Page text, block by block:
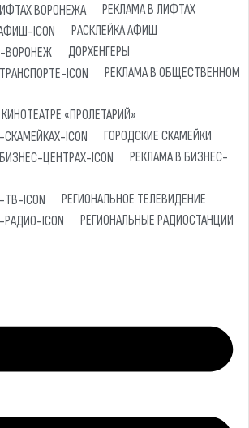
РЕКЛАМА В ЛИФТАХ
РАСКЛЕЙКА АФИШ
ДОРХЕНГЕРЫ
РЕКЛАМА В ОБЩЕСТВЕННОМ
«ПРОЛЕТАРИЙ»
ГОРОДСКИЕ СКАМЕЙКИ
РЕКЛАМА В БИЗНЕС-
РЕГИОНАЛЬНОЕ ТЕЛЕВИДЕНИЕ
РЕГИОНАЛЬНЫЕ РАДИОСТАНЦИИ